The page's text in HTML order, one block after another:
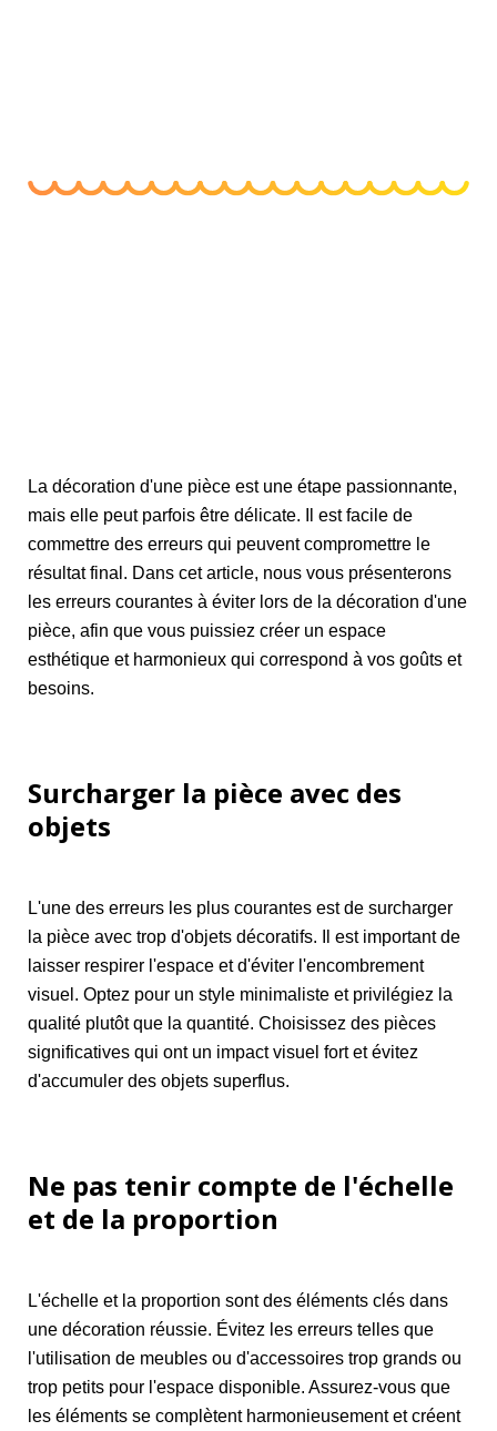
La décoration d'une pièce est une étape passionnante,
mais elle peut parfois être délicate. Il est facile de
commettre des erreurs qui peuvent compromettre le
résultat final. Dans cet article, nous vous présenterons
les erreurs courantes à éviter lors de la décoration d'une
pièce, afin que vous puissiez créer un espace
esthétique et harmonieux qui correspond à vos goûts et
besoins.
Surcharger la pièce avec des
objets
L'une des erreurs les plus courantes est de surcharger
la pièce avec trop d'objets décoratifs. Il est important de
laisser respirer l'espace et d'éviter l'encombrement
visuel. Optez pour un style minimaliste et privilégiez la
qualité plutôt que la quantité. Choisissez des pièces
significatives qui ont un impact visuel fort et évitez
d'accumuler des objets superflus.
Ne pas tenir compte de l'échelle
et de la proportion
L'échelle et la proportion sont des éléments clés dans
une décoration réussie. Évitez les erreurs telles que
l'utilisation de meubles ou d'accessoires trop grands ou
trop petits pour l'espace disponible. Assurez-vous que
les éléments se complètent harmonieusement et créent